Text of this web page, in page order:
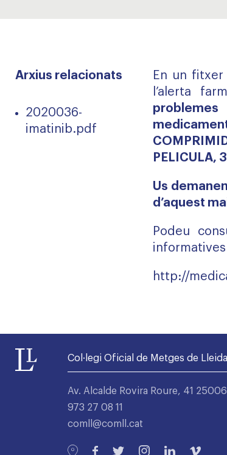
Arxius relacionats
2020036-
imatinib.pdf
En un
l’alerta
PELICULA,
Us
d’aquest
Podeu
http://
Col·legi Oficial de Metges de Lleida
Av. Alcalde Rovira Roure, 41
973 27 08 11
comll@comll.cat